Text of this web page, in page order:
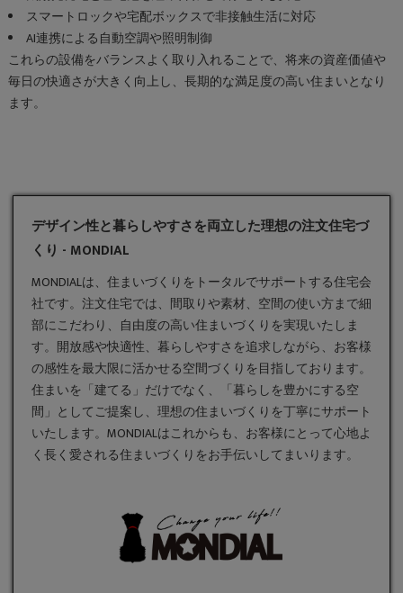
スマートロックや宅配ボックスで非接触生活に対応
AI連携による自動空調や照明制御
これらの設備をバランスよく取り入れることで、将来の資産価値や
毎日の快適さが大きく向上し、長期的な満足度の高い住まいとなり
ます。
デザイン性と暮らしやすさを両立した理想の注文住宅づ
くり - MONDIAL
MONDIALは、住まいづくりをトータルでサポートする住宅会
社です。 注文住宅では、間取りや素材、空間の使い方まで細
部にこだわり、自由度の高い住まいづくりを実現いたしま
す。開放感や快適性、暮らしやすさを追求しながら、お客様
の感性を最大限に活かせる空間づくりを目指しております。
住まいを「建てる」だけでなく、「暮らしを豊かにする空
間」としてご提案し、理想の住まいづくりを丁寧にサポート
いたします。MONDIALはこれからも、お客様にとって心地よ
く長く愛される住まいづくりをお手伝いしてまいります。